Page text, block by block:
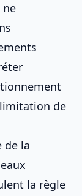
ne
de
de la
la règle